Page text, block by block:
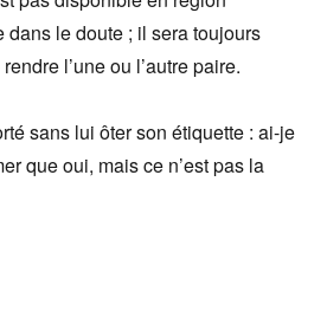
le doute ; il sera toujours
l’une ou l’autre paire.
sans lui ôter son étiquette : ai-je
que oui, mais ce n’est pas la